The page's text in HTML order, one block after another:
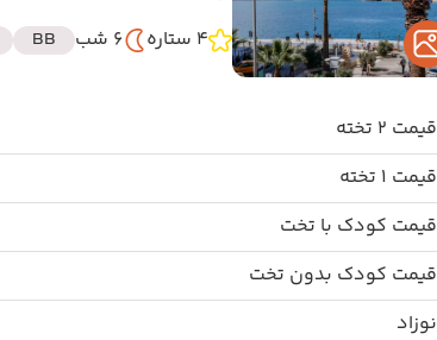
4 ستاره
6 شب BB
قیمت 2 تخته
قیمت 1 تخته
قیمت کودک با تخت
قیمت کودک بدون تخت
نوزاد